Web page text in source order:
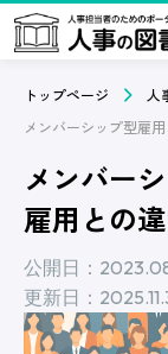
トップページ 人
メンバー
雇用との
公開日：
更新日：